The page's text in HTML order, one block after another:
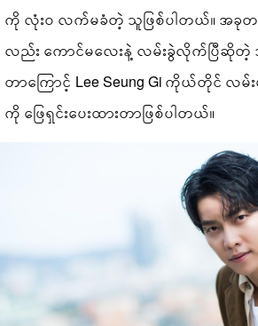
ကို လုံးဝ လက်မခံတဲ့ သူဖြစ်ပါတယ်။ အခုတ
လည်း ကောင်မလေးနဲ့ လမ်းခွဲလိုက်ပြီဆို
တာကြောင့် Lee Seung Gi ကိုယ်တိုင် လမ်
ကို ဖြေရှင်းပေးထားတာဖြစ်ပါတယ်။